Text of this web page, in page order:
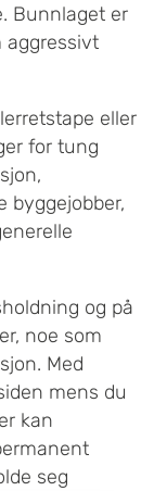
Bunnlaget er
aggressivt
eller
for tung
byggejobber,
og på
noe som
Med
mens du
kan
seg